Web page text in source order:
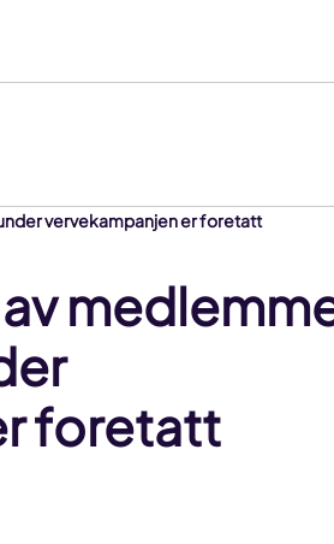
vervekampanjen er foretatt
foretatt